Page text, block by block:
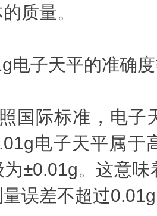
质量。
电子天平的准确
际标准，电子
电子天平属于
±0.01g。这意
误差不超过